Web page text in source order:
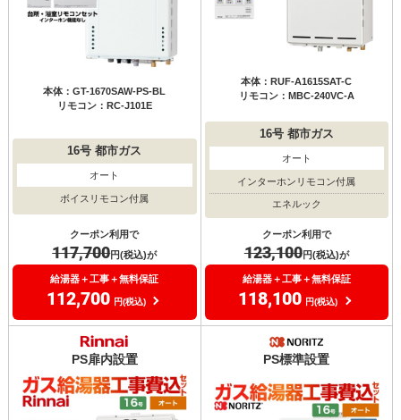
本体：GT-1670SAW-PS-BL
リモコン：RC-J101E
16号 都市ガス
オート
ボイスリモコン付属
クーポン利用で
117,700円(税込)が
給湯器＋工事＋無料保証
112,700 円(税込)
本体：RUF-A1615SAT-C
リモコン：MBC-240VC-A
16号都市ガス
オート
インターホンリモコン付属
エネルック
クーポン利用で
123,100円(税込)が
給湯器＋工事＋無料保証
118,100 円(税込)
PS扉内設置 PS標準設置